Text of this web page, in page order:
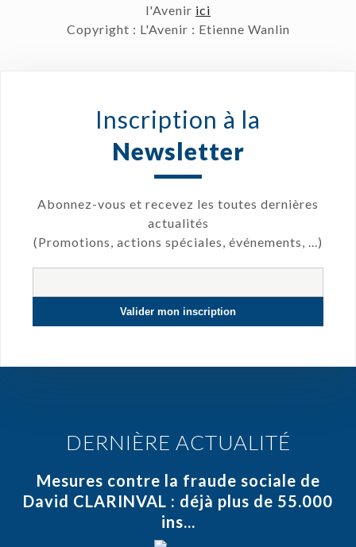
l'Avenir ici
Copyright : L'Avenir : Etienne Wanlin
Inscription à la
Newsletter
Abonnez-vous et recevez les toutes dernières
actualités
(Promotions, actions spéciales, événements, ...)
DERNIÈRE ACTUALITÉ
Mesures contre la fraude sociale de
David CLARINVAL : déjà plus de 55.000
ins...